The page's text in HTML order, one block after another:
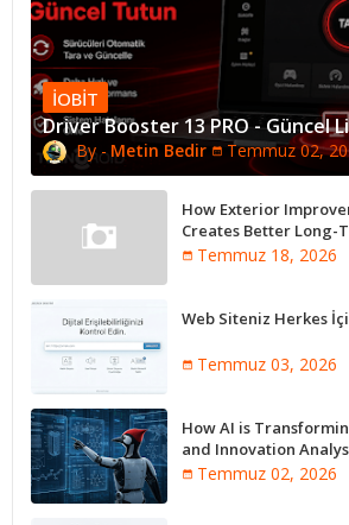
IOBIT
Driver Booster 13 PRO - Güncel
Metin Bedir Temmuz 02,
How Exterior
Creates Better Long-
Performance
Temmuz 18, 2026
Web Siteniz Herkes
Temmuz 03, 2026
How AI is
and Innovation
Temmuz 02, 2026